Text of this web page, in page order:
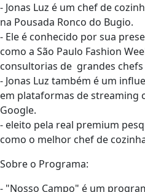
- Jonas Luz é um chef de
na Pousada Ronco do Bugio.
- Ele é conhecido por sua
como a São Paulo Fashion
consultorias de grandes
- Jonas Luz também é um
em plataformas de streaming
Google.
- ⁠eleito pela real premium
como o melhor chef de
Sobre o Programa:
- "Nosso Campo" é um